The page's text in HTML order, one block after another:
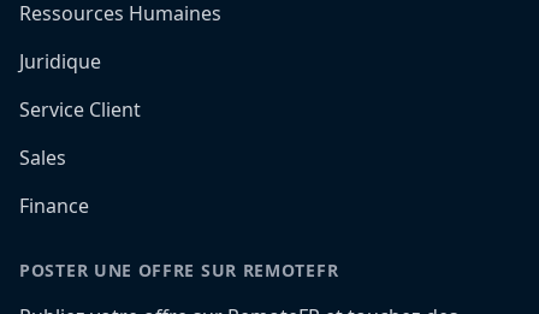
Ressources Humaines
Juridique
Service Client
Sales
Finance
POSTER UNE OFFRE SUR REMOTEFR